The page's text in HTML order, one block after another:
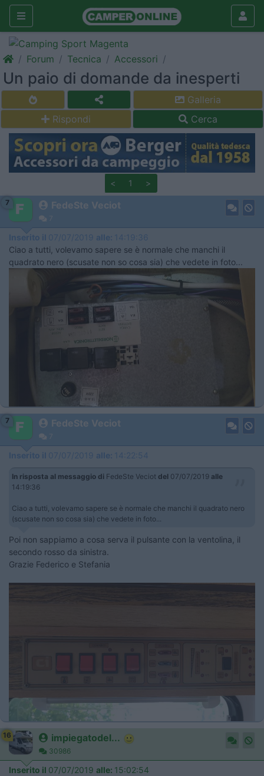
Forum Tecnica Accessori
Un paio di domande da inesperti
Galleria
Rispondi
Cerca
< 1 >
7 FedeSte Veciot
7
Inserito il 07/07/2019 alle: 14:19:36
Ciao a tutti, volevamo sapere se è normale che manchi il
quadrato nero (scusate non so cosa sia) che vedete in foto...
7 FedeSte Veciot
7
Inserito il 07/07/2019 alle: 14:22:54
In risposta al messaggio di FedeSte Veciot del 07/07/2019 alle
14:19:36
Ciao a tutti, volevamo sapere se è normale che manchi il quadrato nero
(scusate non so cosa sia) che vedete in foto...
Poi non sappiamo a cosa serva il pulsante con la ventolina, il
secondo rosso da sinistra.
Grazie Federico e Stefania
16 impiegatodel...
30986
Inserito il 07/07/2019 alle: 15:02:54